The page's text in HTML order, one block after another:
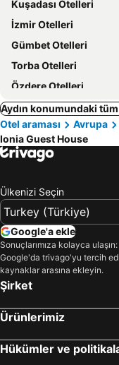
Kuşadası Otelleri
İzmir Otelleri
Gümbet Otelleri
Torba Otelleri
Özdere Otelleri
Aydın konumundaki
Otel araması
Avrupa
Ionia Guest House
Ülkenizi Seçin
Google'a ekle
Sonuçlarımıza kolayca ulaşın:
Google'da trivago'yu tercih
kaynaklar arasına ekleyin.
Şirket
Ürünlerimiz
Hükümler ve